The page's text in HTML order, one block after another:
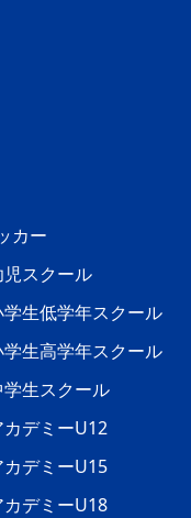
カー
児スクール
学生低学年スクール
学生高学年スクール
学生スクール
カデミーU12
カデミーU15
カデミーU18